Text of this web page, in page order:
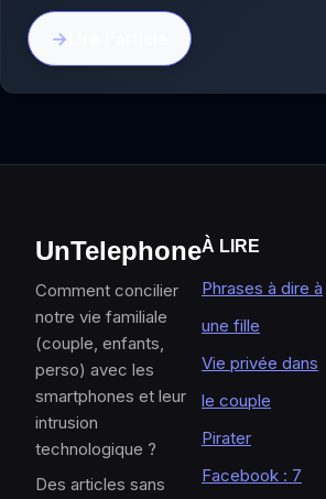
UnTelephone
Comment concilier
notre vie familiale
(couple, enfants,
perso) avec les
smartphones et leur
intrusion
technologique ?
Des articles sans
À LIRE
Phrases à dire à
une fille
Vie privée dans
le couple
Pirater
Facebook : 7